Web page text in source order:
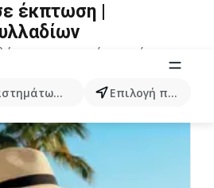
κατηγοριών, προϊόντων...
Επιλογή πόλης
έκπτωση |
για αυτόν τον όρο.
από την κατηγορία